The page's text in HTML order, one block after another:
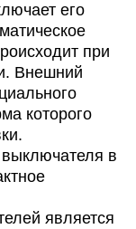
его
при
Внешний
которого
в
является